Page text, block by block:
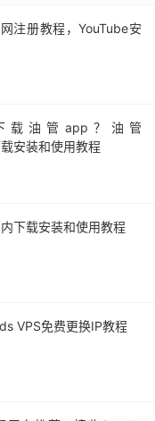
注册教程，YouTube安
载油管app？油管
载安装和使用教程
下载安装和使用教程
VPS免费更换IP教程